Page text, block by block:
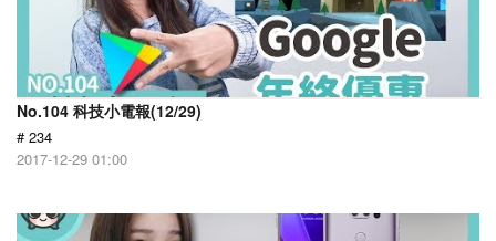
No.104 科技小電報(12/29)
# 234
2017-12-29 01:00